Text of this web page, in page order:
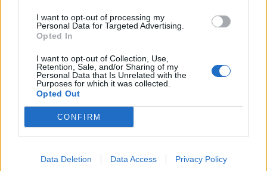
I want to opt-out of processing my
Personal Data for Targeted Advertising.
Opted In
I want to opt-out of Collection, Use,
Retention, Sale, and/or Sharing of my
Personal Data that Is Unrelated with the
Purposes for which it was collected.
Opted Out
CONFIRM
Data Deletion Data Access Privacy Policy
2.9.2019, 15:20
BB-talossa on kolme vegaania:
”Milla, Tarina ja Kevin ovat
vegaaniliitossa!”